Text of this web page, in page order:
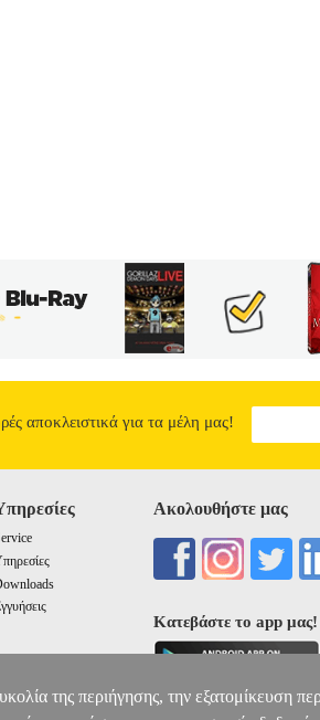
αποκλειστικά για τα μέλη μας!
Ακολουθήστε μας
Κατεβάστε το app μας!
της περιήγησης, την εξατομίκευση